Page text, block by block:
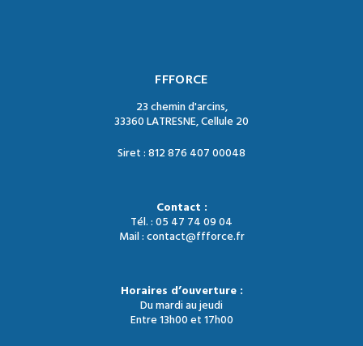
FFFORCE
23 chemin d'arcins,
33360 LATRESNE, Cellule 20
Siret : 812 876 407 00048
Contact :
Tél. : 05 47 74 09 04
Mail : contact@ffforce.fr
Horaires d’ouverture :
Du mardi au jeudi
Entre 13h00 et 17h00